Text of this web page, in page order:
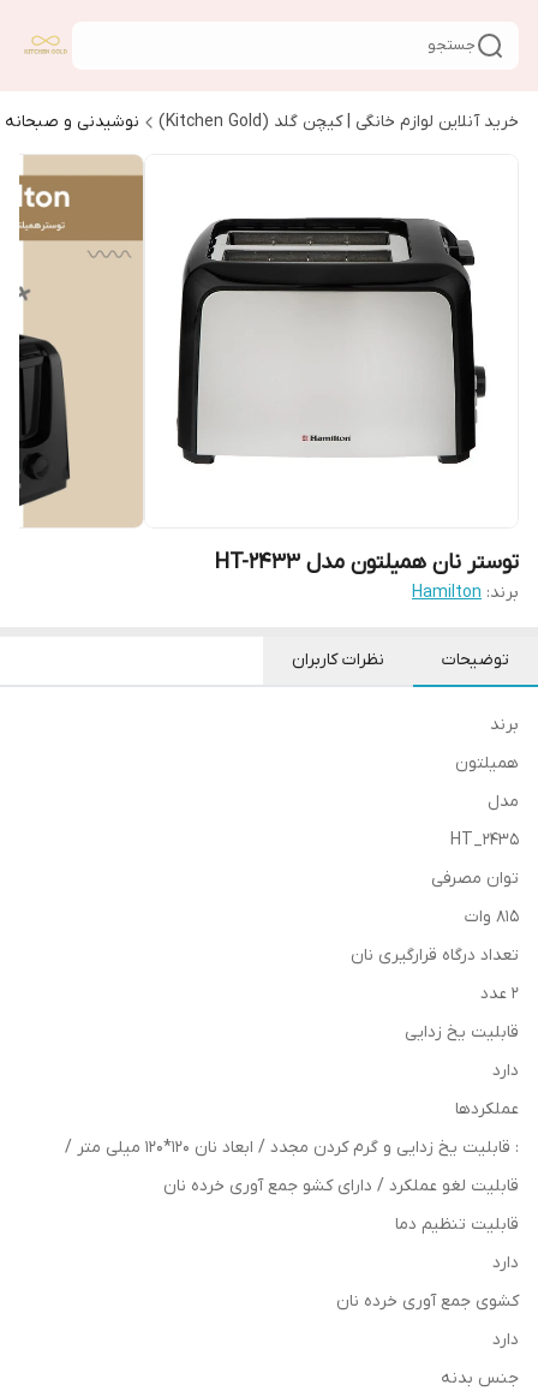
جستجو
خرید آنلاین لوازم خانگی | کیچن گلد (Kitchen Gold) نوشیدنی و صبحانه
توستر نان همیلتون مدل HT-2433
برند: Hamilton
توضیحات نظرات کاربران
برند
همیلتون
مدل
HT_2435
توان مصرفی
815 وات
تعداد درگاه قرارگیری نان
2 عدد
قابلیت یخ زدایی
دارد
عملکردها
: قابلیت یخ زدایی و گرم کردن مجدد / ابعاد نان 120*120 میلی متر /
قابلیت لغو عملکرد / دارای کشو جمع آوری خرده نان
قابلیت تنظیم دما
دارد
کشوی جمع آوری خرده نان
دارد
جنس بدنه